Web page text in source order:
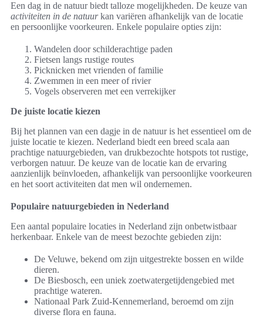
Een dag in de natuur biedt talloze mogelijkheden. De keuze van
activiteiten in de natuurkan variëren afhankelijk van de locatie
en persoonlijke voorkeuren. Enkele populaire opties zijn:
Wandelen door schilderachtige paden
Fietsen langs rustige routes
Picknicken met vrienden of familie
Zwemmen in een meer of rivier
Vogels observeren met een verrekijker
De juiste locatie kiezen
Bij het plannen van een dagje in de natuur is het essentieel om de
juiste locatie te kiezen. Nederland biedt een breed scala aan
prachtige natuurgebieden, van drukbezochte hotspots tot rustige,
verborgen natuur. De keuze van de locatie kan de ervaring
aanzienlijk beïnvloeden, afhankelijk van persoonlijke voorkeuren
en het soort activiteiten dat men wil ondernemen.
Populaire natuurgebieden in Nederland
Een aantal populaire locaties in Nederland zijn onbetwistbaar
herkenbaar. Enkele van de meest bezochte gebieden zijn:
De Veluwe, bekend om zijn uitgestrekte bossen en wilde
dieren.
De Biesbosch, een uniek zoetwatergetijdengebied met
prachtige wateren.
Nationaal Park Zuid-Kennemerland, beroemd om zijn
diverse flora en fauna.